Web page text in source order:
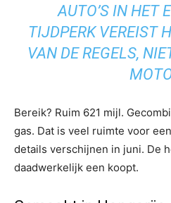
AUTO’S IN HET
TIJDPERK VEREIST
VAN DE REGELS,
Bereik? Ruim 621 mijl.
gas. Dat is veel ruimte voor
details verschijnen in juni. De
daadwerkelijk een koopt.